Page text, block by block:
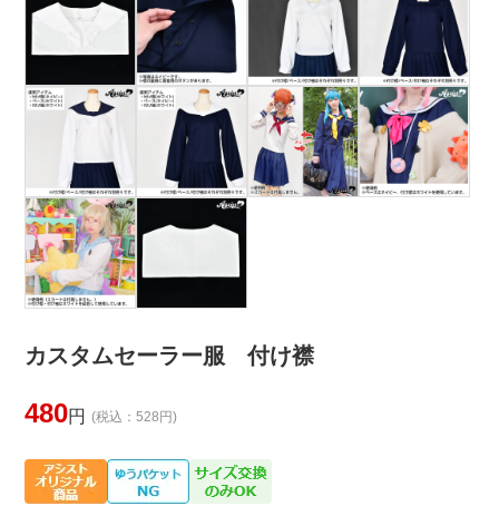
カスタムセーラー服 付け襟
480円 (税込：528円)